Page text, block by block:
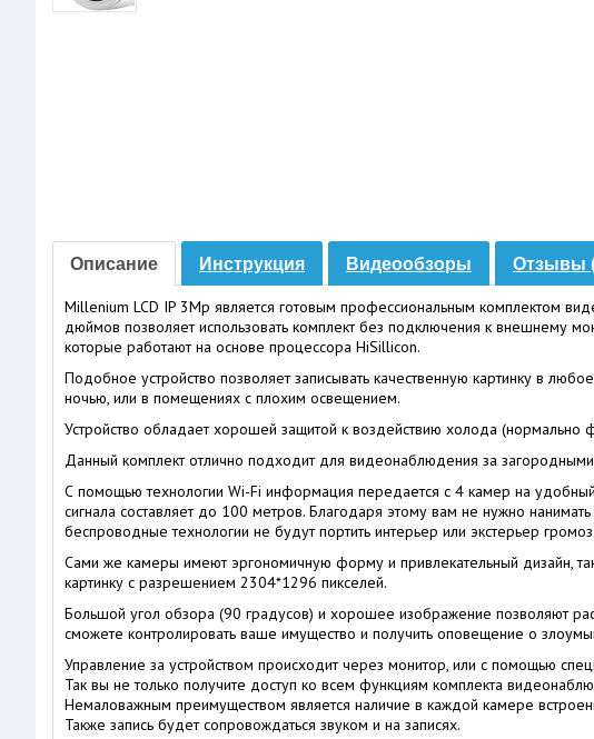
Описание Инструкция Видеообзоры Отзывы
Millenium LCD IP 3Mp является готовым профессиональным комплектом
дюймов позволяет использовать комплект без подключения к внешнему
которые работают на основе процессора HiSillicon.
Подобное устройство позволяет записывать качественную картинку в
ночью, или в помещениях с плохим освещением.
Устройство обладает хорошей защитой к воздействию холода
Данный комплект отлично подходит для видеонаблюдения за
С помощью технологии Wi-Fi информация передается с 4 камер на удобный
сигнала составляет до 100 метров. Благодаря этому вам не нужно
беспроводные технологии не будут портить интерьер или экстерьер
Сами же камеры имеют эргономичную форму и привлекательный дизайн,
картинку с разрешением 2304*1296 пикселей.
Большой угол обзора (90 градусов) и хорошее изображение позволяют
сможете контролировать ваше имущество и получить оповещение о
Управление за устройством происходит через монитор, или с помощью
Так вы не только получите доступ ко всем функциям комплекта
Немаловажным преимуществом является наличие в каждой камере
Также запись будет сопровождаться звуком и на записях.